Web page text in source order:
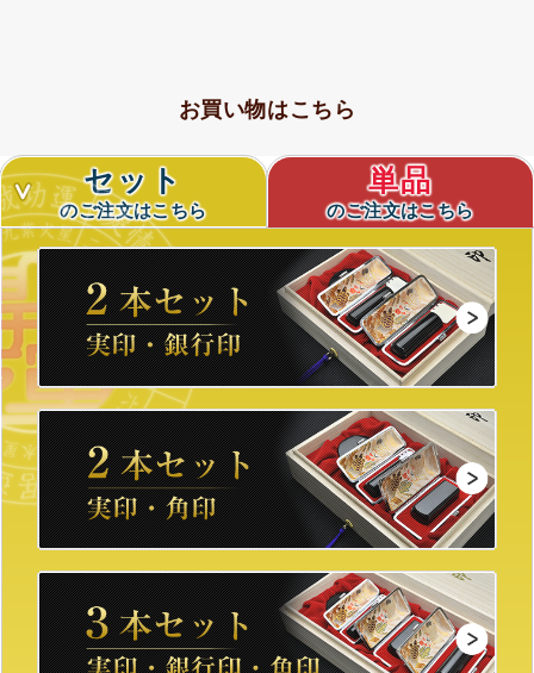
お買い物はこちら
セット
のご注文はこちら
単品
のご注文はこちら